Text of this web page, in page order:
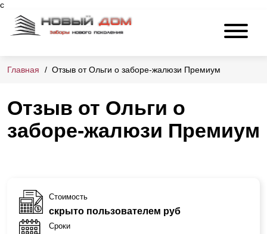
с
Главная Отзыв от Ольги о заборе-жалюзи Премиум
Отзыв от Ольги о
заборе-жалюзи Премиум
Стоимость
скрыто пользователем руб
Сроки